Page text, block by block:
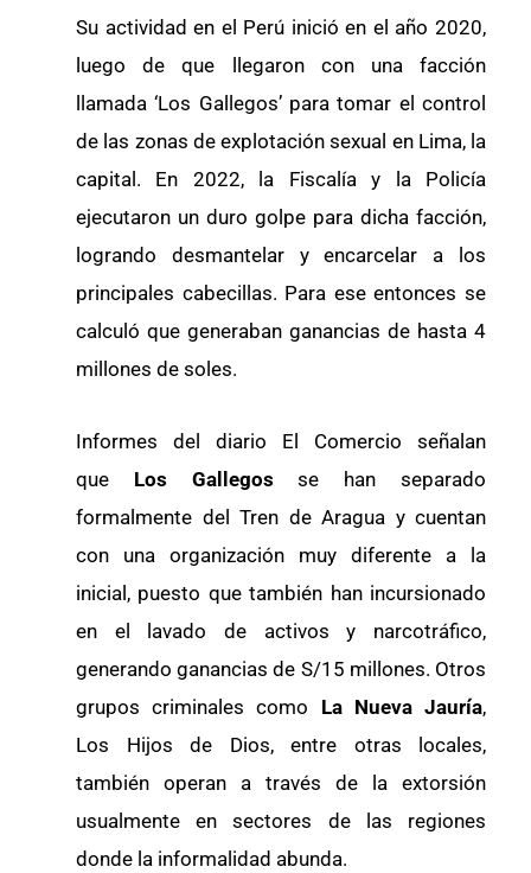
Su actividad en el Perú inició en el año 2020,
luego de que llegaron con una facción
llamada ‘Los Gallegos’ para tomar el control
de las zonas de explotación sexual en Lima, la
capital. En 2022, la Fiscalía y la Policía
ejecutaron un duro golpe para dicha facción,
logrando desmantelar y encarcelar a los
principales cabecillas. Para ese entonces se
calculó que generaban ganancias de hasta 4
millones de soles.
Informes del diario El Comercio señalan
que Los Gallegos se han separado
formalmente del Tren de Aragua y cuentan
con una organización muy diferente a la
inicial, puesto que también han incursionado
en el lavado de activos y narcotráfico,
generando ganancias de S/15 millones. Otros
grupos criminales como La Nueva Jauría,
Los Hijos de Dios, entre otras locales,
también operan a través de la extorsión
usualmente en sectores de las regiones
donde la informalidad abunda.